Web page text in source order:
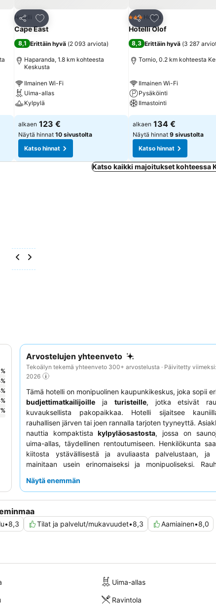
Jaa
Lisää suosikkeihin
Hotelli
Cape East
8,1 Erittäin hyvä (2 093 arviota)
Haparanda, 1.8 km kohteesta
Keskusta
Ilmainen Wi-Fi
Uima-allas
Kylpylä
alkaen 123 €
Näytä hinnat 10 sivustolta
Katso hinnat
Jaa
Lisää suosikkeihin
3 Tähtiluokitus
Hotelli
Hotelli Olof
8,3 Erittäin hyvä (3 287
Tornio, 0.2 km kohteesta
Ilmainen Wi-Fi
Pysäköinti
Ilmastointi
alkaen 134 €
Näytä hinnat 9 sivustolta
Katso hinnat
Katso kaikki majoitukset kohteessa
Arvostelujen yhteenveto
Tekoälyn tekemä yhteenveto 300+ arvostelusta · Päivitetty
2026
Tämä hotelli on monipuolinen kaupunkikeskus, joka sopii
budjettimatkailijoille ja turisteille, jotka etsivät
kuvauksellista pakopaikkaa. Hotelli sijaitsee
rauhallisen järven tai joen rannalla tarjoten tyyneyttä.
nauttia kompaktistakylpyläosastosta, jossa on
uima-allas, täydellinen rentoutumiseen. Henkilökunta
kiitosta ystävällisestä ja avuliaasta palvelustaan, ja
mainitaan usein erinomaiseksi ja monipuoliseksi.
näkymä puutarhaan.
Näytä enemmän
•8,3 Tilat ja palvelut/mukavuudet•8,3 Aamiainen•8,0
%
%
%
%
%
Uima-allas
Ravintola